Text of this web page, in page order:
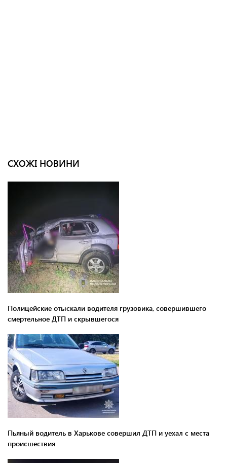
СХОЖІ НОВИНИ
Полицейские отыскали водителя грузовика, совершившего
смертельное ДТП и скрывшегося
Пьяный водитель в Харькове совершил ДТП и уехал с места
происшествия